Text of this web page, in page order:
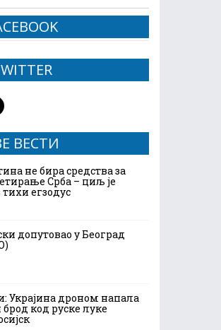
ВЕСТИ
не бира средства за
Срба – циљ је
егзодус
допутовао у Београд
Украјина дроном напала
брод код руске луке